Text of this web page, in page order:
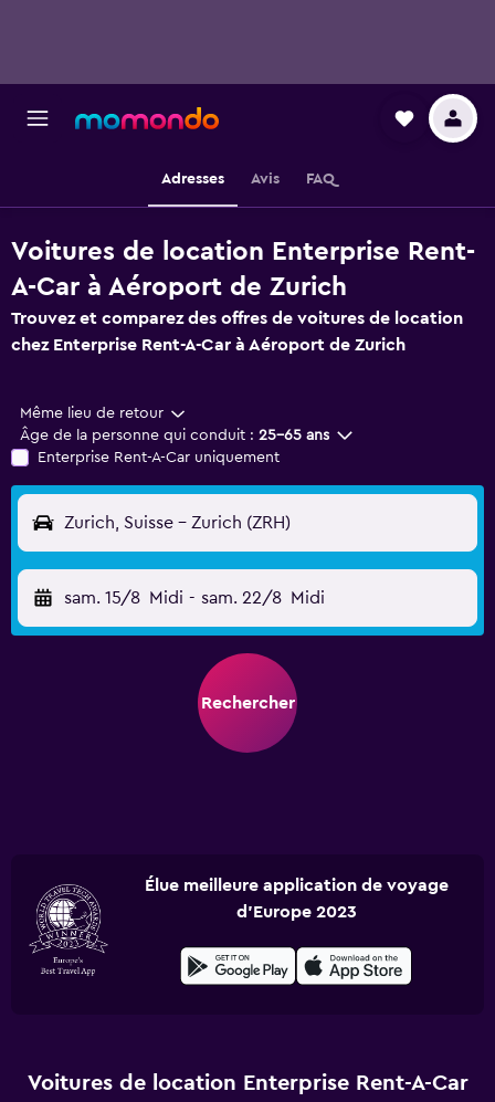
Adresses Avis FAQ
Voitures de location Enterprise Rent-
A-Car à Aéroport de Zurich
Trouvez et comparez des offres de voitures de location
chez Enterprise Rent-A-Car à Aéroport de Zurich
Même lieu de retour
Âge de la personne qui conduit : 25-65 ans
Enterprise Rent-A-Car uniquement
Zurich, Suisse - Zurich (ZRH)
sam. 15/8 Midi - sam. 22/8 Midi
Rechercher
Élue meilleure application de voyage
d'Europe 2023
Voitures de location Enterprise Rent-A-Car